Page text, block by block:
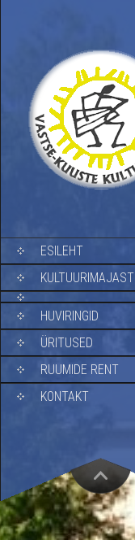
SKIP TO CONTENT
ESILEHT
KULTUURIMAJAST
HUVIRINGID
ÜRITUSED
RUUMIDE RENT
KONTAKT